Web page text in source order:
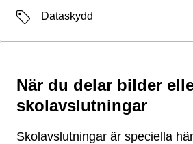
EtiketterDataskydd
När du delar bilder
skolavslutningar
Typ av sida
Skolavslutningar är speciella